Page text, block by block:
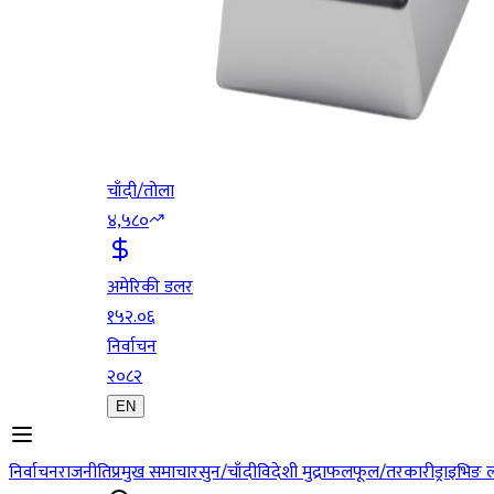
चाँदी/तोला
४,५८०
अमेरिकी डलर
१५२.०६
निर्वाचन
२०८२
EN
निर्वाचनराजनीतिप्रमुख समाचारसुन/चाँदीविदेशी मुद्राफलफूल/तरकारी